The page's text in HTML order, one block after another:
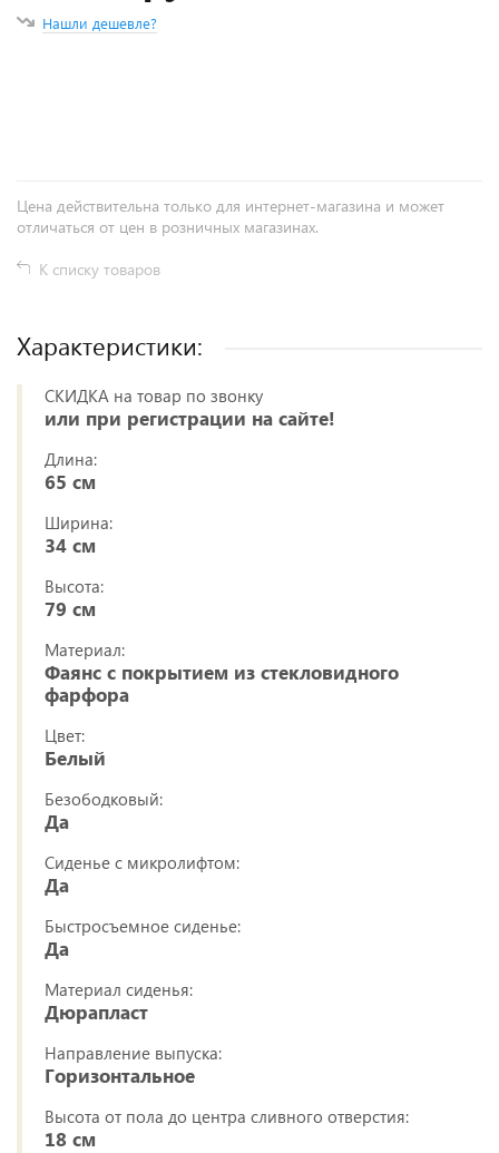
Нашли дешевле?
Цена действительна только для интернет-магазина и может
отличаться от цен в розничных магазинах.
К списку товаров
Характеристики:
СКИДКА на товар по звонку
или при регистрации на сайте!
Длина:
65 см
Ширина:
34 см
Высота:
79 см
Материал:
Фаянс с покрытием из стекловидного
фарфора
Цвет:
Белый
Безободковый:
Да
Сиденье с микролифтом:
Да
Быстросъемное сиденье:
Да
Материал сиденья:
Дюрапласт
Направление выпуска:
Горизонтальное
Высота от пола до центра сливного отверстия:
18 см